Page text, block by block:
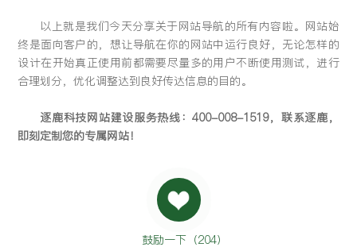
以上就是我们今天分享关于网站导航的所有内容啦。网站始
终是面向客户的，想让导航在你的网站中运行良好，无论怎样的
设计在开始真正使用前都需要尽量多的用户不断使用测试，进行
合理划分，优化调整达到良好传达信息的目的。
逐鹿科技网站建设服务热线：400-008-1519，联系逐鹿，
即刻定制您的专属网站！
鼓励一下（204）